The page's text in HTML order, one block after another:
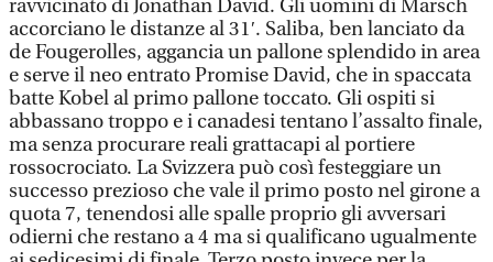
ravvicinato di Jonathan David. Gli uomini di Marsch
accorciano le distanze al 31′. Saliba, ben lanciato da
de Fougerolles, aggancia un pallone splendido in area
e serve il neo entrato Promise David, che in spaccata
batte Kobel al primo pallone toccato. Gli ospiti si
abbassano troppo e i canadesi tentano l’assalto finale,
ma senza procurare reali grattacapi al portiere
rossocrociato. La Svizzera può così festeggiare un
successo prezioso che vale il primo posto nel girone a
quota 7, tenendosi alle spalle proprio gli avversari
odierni che restano a 4 ma si qualificano ugualmente